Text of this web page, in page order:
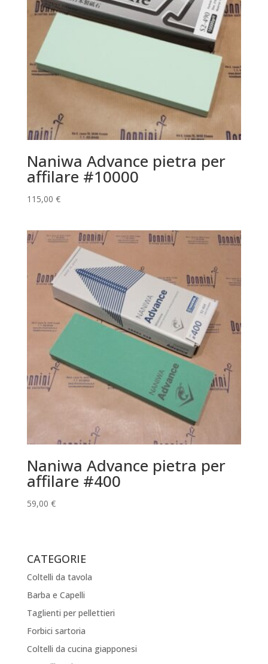
Naniwa Advance pietra per
affilare #10000
115,00 €
Naniwa Advance pietra per
affilare #400
59,00 €
CATEGORIE
Coltelli da tavola
Barba e Capelli
Taglienti per pellettieri
Forbici sartoria
Coltelli da cucina giapponesi